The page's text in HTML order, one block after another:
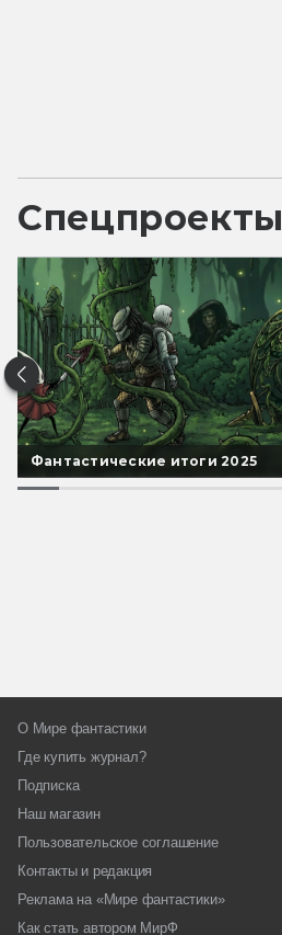
Спецпроекты
Фантастические итоги 2025
О Мире фантастики
Где купить журнал?
Подписка
Наш магазин
Пользовательское соглашение
Контакты и редакция
Реклама на «Мире фантастики»
Как стать автором МирФ